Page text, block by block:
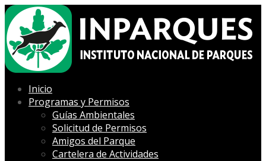
Inicio
Programas y Permisos
Guías Ambientales
Solicitud de Permisos
Amigos del Parque
Cartelera de Actividades